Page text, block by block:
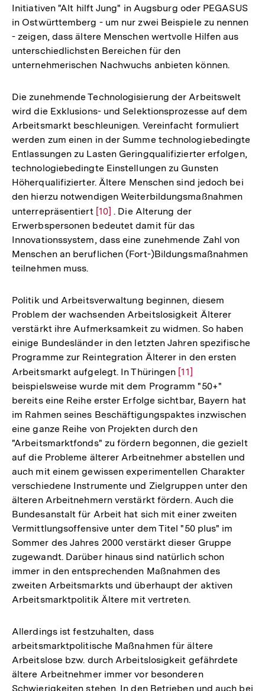
Initiativen "Alt hilft Jung" in Augsburg oder PEGASUS
in Ostwürttemberg - um nur zwei Beispiele zu nennen
- zeigen, dass ältere Menschen wertvolle Hilfen aus
unterschiedlichsten Bereichen für den
unternehmerischen Nachwuchs anbieten können.
Die zunehmende Technologisierung der Arbeitswelt
wird die Exklusions- und Selektionsprozesse auf dem
Arbeitsmarkt beschleunigen. Vereinfacht formuliert
werden zum einen in der Summe technologiebedingte
Entlassungen zu Lasten Geringqualifizierter erfolgen,
technologiebedingte Einstellungen zu Gunsten
Höherqualifizierter. Ältere Menschen sind jedoch bei
den hierzu notwendigen Weiterbildungsmaßnahmen
unterrepräsentiert Zur
Auflösung
der
Fußnote
[10] . Die Alterung der
Erwerbspersonen bedeutet damit für das
Innovationssystem, dass eine zunehmende Zahl von
Menschen an beruflichen (Fort-)Bildungsmaßnahmen
teilnehmen muss.
Politik und Arbeitsverwaltung beginnen, diesem
Problem der wachsenden Arbeitslosigkeit Älterer
verstärkt ihre Aufmerksamkeit zu widmen. So haben
einige Bundesländer in den letzten Jahren spezifische
Programme zur Reintegration Älterer in den ersten
Arbeitsmarkt aufgelegt. In Thüringen Zur
Auflösung
der
Fußnote
[11]
beispielsweise wurde mit dem Programm "50+"
bereits eine Reihe erster Erfolge sichtbar, Bayern hat
im Rahmen seines Beschäftigungspaktes inzwischen
eine ganze Reihe von Projekten durch den
"Arbeitsmarktfonds" zu fördern begonnen, die gezielt
auf die Probleme älterer Arbeitnehmer abstellen und
auch mit einem gewissen experimentellen Charakter
verschiedene Instrumente und Zielgruppen unter den
älteren Arbeitnehmern verstärkt fördern. Auch die
Bundesanstalt für Arbeit hat sich mit einer zweiten
Vermittlungsoffensive unter dem Titel "50 plus" im
Sommer des Jahres 2000 verstärkt dieser Gruppe
zugewandt. Darüber hinaus sind natürlich schon
immer in den entsprechenden Maßnahmen des
zweiten Arbeitsmarkts und überhaupt der aktiven
Arbeitsmarktpolitik Ältere mit vertreten.
Allerdings ist festzuhalten, dass
arbeitsmarktpolitische Maßnahmen für ältere
Arbeitslose bzw. durch Arbeitslosigkeit gefährdete
ältere Arbeitnehmer immer vor besonderen
Schwierigkeiten stehen. In den Betrieben und auch bei